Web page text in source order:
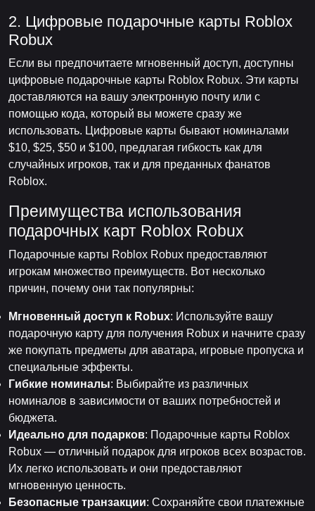
2. Цифровые подарочные карты Roblox
Robux
Если вы предпочитаете мгновенный доступ, доступны
цифровые подарочные карты Roblox Robux. Эти карты
доставляются на вашу электронную почту или с
помощью кода, который вы можете сразу же
использовать. Цифровые карты бывают номиналами
$10, $25, $50 и $100, предлагая гибкость как для
случайных игроков, так и для преданных фанатов
Roblox.
Преимущества использования
подарочных карт Roblox Robux
Подарочные карты Roblox Robux предоставляют
игрокам множество преимуществ. Вот несколько
причин, почему они так популярны:
Мгновенный доступ к Robux: Используйте вашу
подарочную карту для получения Robux и начните сразу
же покупать предметы для аватара, игровые пропуска и
специальные эффекты.
Гибкие номиналы: Выбирайте из различных
номиналов в зависимости от ваших потребностей и
бюджета.
Идеально для подарков: Подарочные карты Roblox
Robux — отличный подарок для игроков всех возрастов.
Их легко использовать и они предоставляют
мгновенную ценность.
Безопасные транзакции: Сохраняйте свои платежные